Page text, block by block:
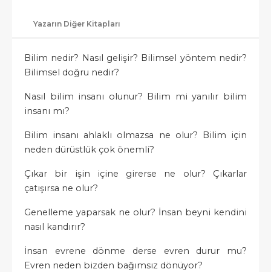
Yazarın Diğer Kitapları
Bilim nedir? Nasıl gelişir? Bilimsel yöntem nedir?
Bilimsel doğru nedir?
Nasıl bilim insanı olunur? Bilim mi yanılır bilim
insanı mı?
Bilim insanı ahlaklı olmazsa ne olur? Bilim için
neden dürüstlük çok önemli?
Çıkar bir işin içine girerse ne olur? Çıkarlar
çatışırsa ne olur?
Genelleme yaparsak ne olur? İnsan beyni kendini
nasıl kandırır?
İnsan evrene dönme derse evren durur mu?
Evren neden bizden bağımsız dönüyor?